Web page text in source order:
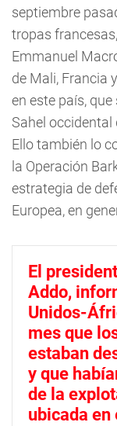
septiembre
tropas
Emmanuel
de Mali, Francia
en este país,
Sahel occidental
Ello también lo
la Operación
estrategia de
Europea, en
El
Addo,
Unidos-
mes que
estaban
y que
de la
ubicada en